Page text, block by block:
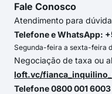
Fale Conosco
Atendimento para
Telefone e WhatsApp:
Segunda-feira a sexta-feira
Negociação de taxa ou
loft.vc/
Telefone 0800 001 6003